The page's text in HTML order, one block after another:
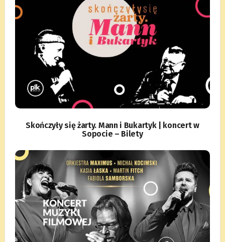
Skończyły się żarty. Mann i Bukartyk | koncert w
Sopocie – Bilety